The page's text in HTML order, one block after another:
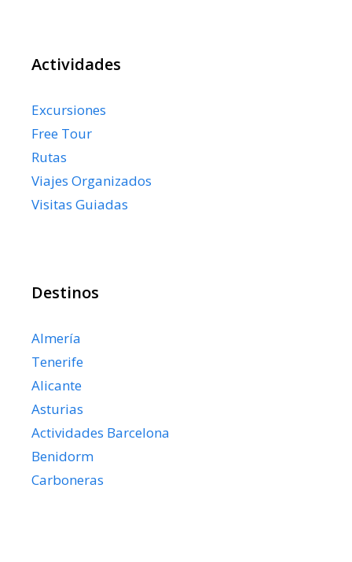
Actividades
Excursiones
Free Tour
Rutas
Viajes Organizados
Visitas Guiadas
Destinos
Almería
Tenerife
Alicante
Asturias
Actividades Barcelona
Benidorm
Carboneras